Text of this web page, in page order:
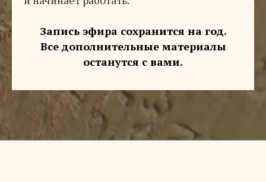
Запись эфира сохранится на год.
Все дополнительные материалы
останутся с вами.